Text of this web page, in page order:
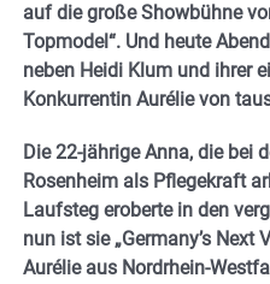
auf die große Showbühne
Topmodel“. Und heute
neben Heidi Klum und ihrer
Konkurrentin Aurélie von
Die 22-jährige Anna, die bei
Rosenheim als Pflegekraft
Laufsteg eroberte in den
nun ist sie „Germany’s Next
Aurélie aus Nordrhein-